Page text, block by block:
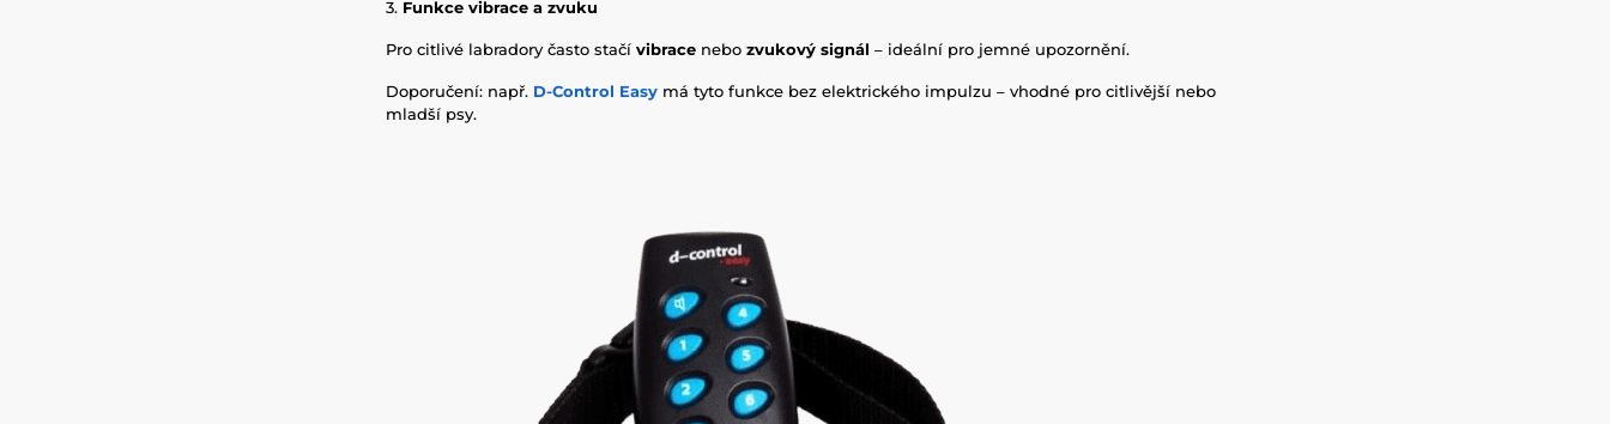
3. Funkce vibrace a zvuku
Pro citlivé labradory často stačí vibrace nebo zvukový signál – ideální pro jemné upozornění.
Doporučení: např. D-Control Easy má tyto funkce bez elektrického impulzu – vhodné pro citlivější nebo
mladší psy.